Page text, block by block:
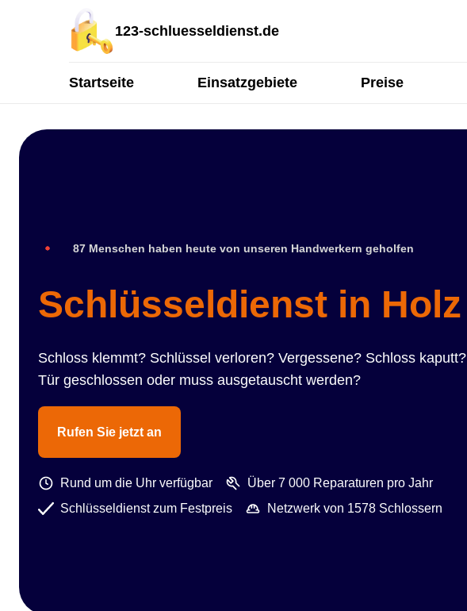
123-schluesseldienst.de
Startseite Einsatzgebiete Preise
87 Menschen haben heute von unseren Handwerkern geholfen
Schlüsseldienst in Holz
Schloss klemmt? Schlüssel verloren? Vergessene? Schloss kaputt?
Tür geschlossen oder muss ausgetauscht werden?
Rufen Sie jetzt an
Rund um die Uhr verfügbar
Über 7 000 Reparaturen pro Jahr
Schlüsseldienst zum Festpreis
Netzwerk von 1578 Schlossern